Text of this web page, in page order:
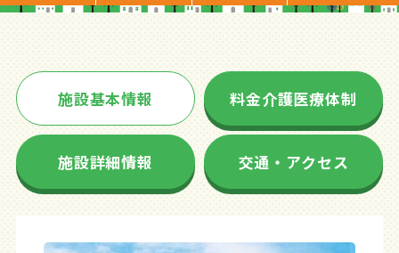
施設基本情報 料金介護医療体制
施設詳細情報 交通・アクセス